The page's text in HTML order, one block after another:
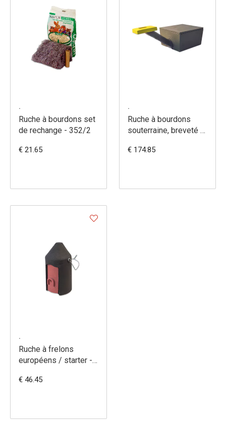
.
Ruche à bourdons set
de rechange - 352/2
€ 21.65
.
Ruche à bourdons
souterraine, breveté -
€ 174.85
.
Ruche à frelons
européens / starter -
€ 46.45